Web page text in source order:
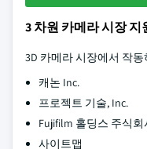
3 차원 카메라 시장 지
3D 카메라 시장에서 작
캐논 Inc.
프로젝트 기술, Inc.
Fujifilm 홀딩스 주식회
사이트맵